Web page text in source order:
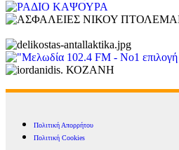
Πολιτική Απορρήτου
Πολιτική Cookies